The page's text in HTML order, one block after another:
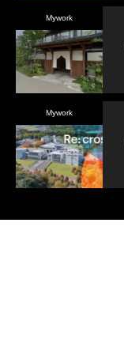
Mywork
Mywork